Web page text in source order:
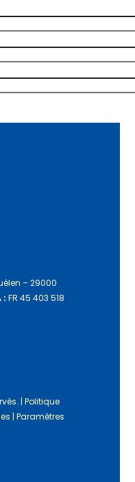
– 29000
: FR 45 403 518
|Politique
|Paramètres